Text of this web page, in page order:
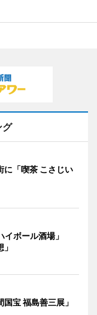
グ
に「喫茶 こさじい
ボール酒場」
宝 福島善三展」